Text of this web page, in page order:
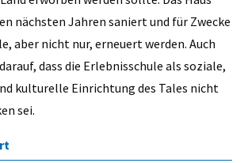
nächsten Jahren saniert und für Zwecke
aber nicht nur, erneuert werden. Auch
dass die Erlebnisschule als soziale,
kulturelle Einrichtung des Tales nicht
sei.